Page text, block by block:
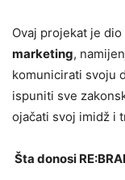
Ovaj projekat je
marketing,
komunicirati svoju
ispuniti sve
ojačati svoj imidž i
Šta donosi